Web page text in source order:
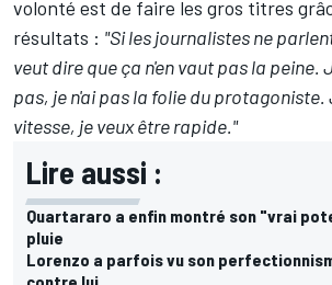
volonté est de faire les gros titres
résultats : "Si les journalistes ne
veut dire que ça n'en vaut pas la peine.
pas, je n'ai pas la folie du protagoniste.
vitesse, je veux être rapide."
Lire aussi :
Quartararo a enfin montré son "vrai
pluie
Lorenzo a parfois vu son
contre lui